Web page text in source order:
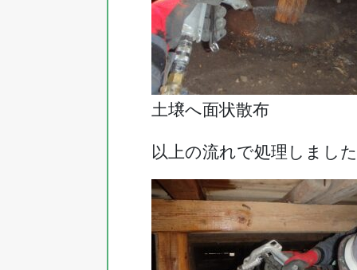
土壌へ面状散布
以上の流れで処理しまし